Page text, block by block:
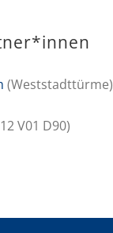
(Weststadttürme)
V01 D90)